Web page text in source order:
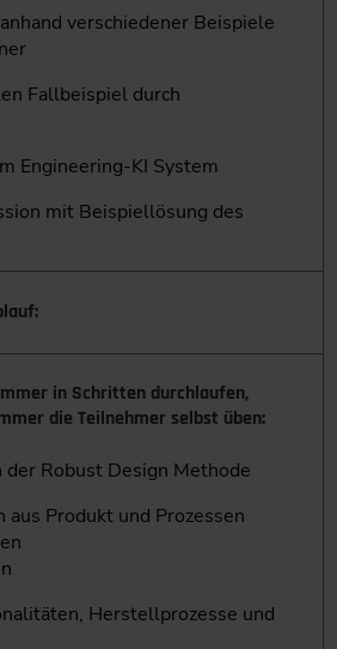
verschiedener Beispiele
Fallbeispiel durch
Engineering-KI System
mit Beispiellösung des
in Schritten durchlaufen,
die Teilnehmer selbst üben:
der Robust Design Methode
aus Produkt und Prozessen
Herstellprozesse und